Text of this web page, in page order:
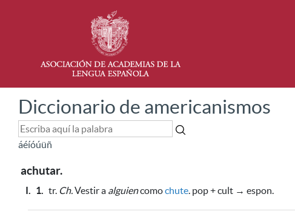
Diccionario de americanismos
áéíóúüñ
achutar.
I. 1. tr. Ch.Vestir a alguiencomochute. pop + cult → espon.